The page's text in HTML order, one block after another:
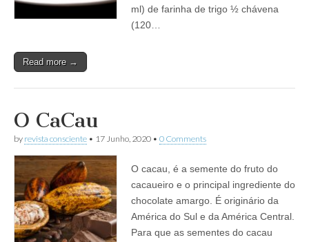
ml) de farinha de trigo ½ chávena
(120…
Read more →
O CaCau
by revista consciente • 17 Junho, 2020 • 0 Comments
O cacau, é a semente do fruto do
cacaueiro e o principal ingrediente do
chocolate amargo. É originário da
América do Sul e da América Central.
Para que as sementes do cacau